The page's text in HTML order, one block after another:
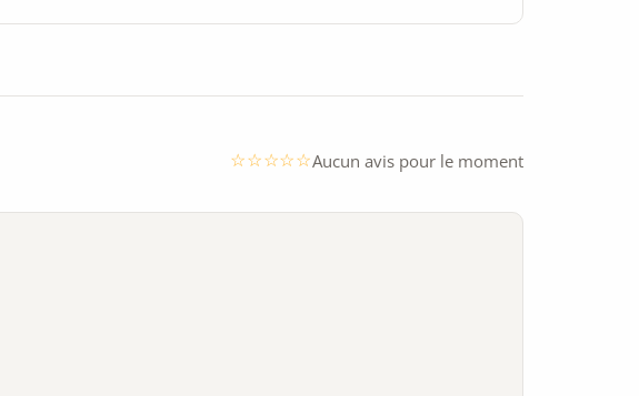
Aucun avis pour le moment